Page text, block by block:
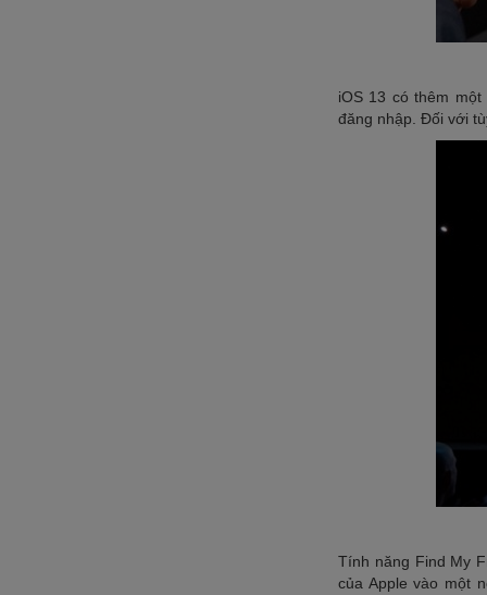
iOS 13 có thêm
đăng nhập. Đối với
Tính năng Find My
của Apple vào một